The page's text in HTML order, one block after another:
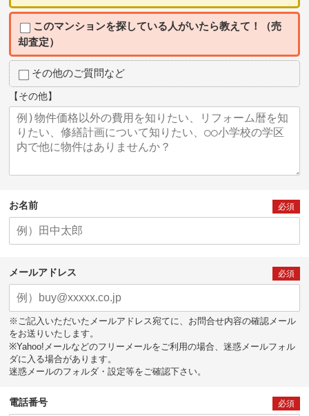
このマンションを探している人がいたら教えて！（売
却査定）
その他のご質問など
【その他】
お名前 必須
メールアドレス 必須
※ご記入いただいたメールアドレス宛てに、お問合せ内容の確認メール
をお送りいたします。
※Yahoo!メールなどのフリーメールをご利用の場合、迷惑メールフォル
ダに入る場合があります。
迷惑メールのフォルダ・設定等をご確認下さい。
電話番号 必須